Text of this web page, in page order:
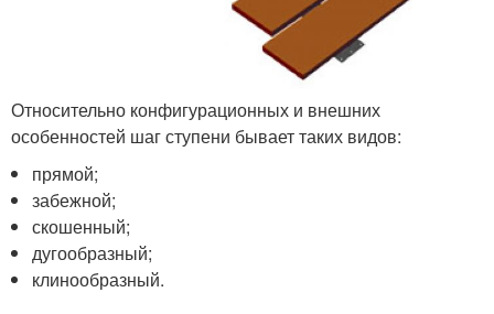
Относительно конфигурационных и внешних
особенностей шаг ступени бывает таких видов:
прямой;
забежной;
скошенный;
дугообразный;
клинообразный.